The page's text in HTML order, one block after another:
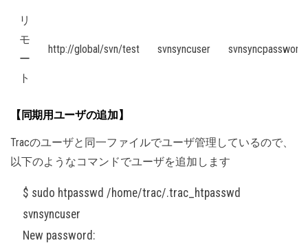
リ
モ
ー
ト
http://global/svn/test svnsyncuser svnsyncpassword
【同期用ユーザの追加】
Tracのユーザと同一ファイルでユーザ管理しているので、
以下のようなコマンドでユーザを追加します
$ sudo htpasswd /home/trac/.trac_htpasswd
svnsyncuser
New password: